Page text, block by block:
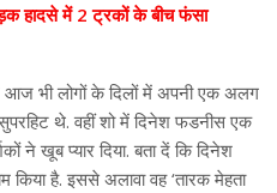
हादसे में 2 ट्रकों के बीच फंसा
आज भी लोगों के दिलों में अपनी एक अलग
थे. वहीं शो में दिनेश फडनीस एक
ने खूब प्यार दिया. बता दें कि दिनेश
है. इससे अलावा वह ‘तारक मेहता